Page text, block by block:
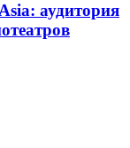
аудитория